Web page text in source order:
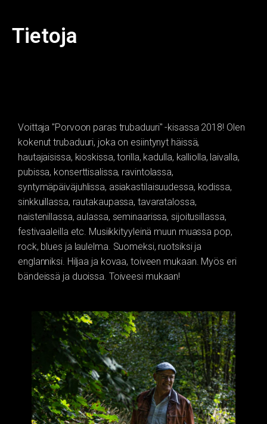
Tietoja
Voittaja "Porvoon paras trubaduuri" -kisassa 2018! Olen
kokenut trubaduuri, joka on esiintynyt häissä,
hautajaisissa, kioskissa, torilla, kadulla, kalliolla, laivalla,
pubissa, konserttisalissa, ravintolassa,
syntymäpäiväjuhlissa, asiakastilaisuudessa, kodissa,
sinkkuillassa, rautakaupassa, tavaratalossa,
naistenillassa, aulassa, seminaarissa, sijoitusillassa,
festivaaleilla etc. Musiikkityyleinä muun muassa pop,
rock, blues ja laulelma. Suomeksi, ruotsiksi ja
englanniksi. Hiljaa ja kovaa, toiveen mukaan. Myös eri
bändeissä ja duoissa. Toiveesi mukaan!